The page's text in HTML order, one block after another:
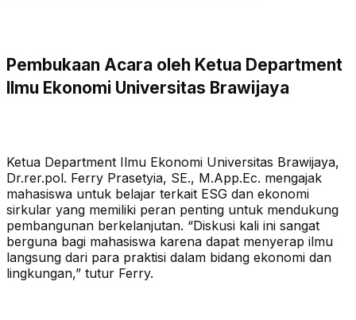
Pembukaan Acara oleh Ketua Department
Ilmu Ekonomi Universitas Brawijaya
Ketua Department Ilmu Ekonomi Universitas Brawijaya,
Dr.rer.pol. Ferry Prasetyia, SE., M.App.Ec. mengajak
mahasiswa untuk belajar terkait ESG dan ekonomi
sirkular yang memiliki peran penting untuk mendukung
pembangunan berkelanjutan. “Diskusi kali ini sangat
berguna bagi mahasiswa karena dapat menyerap ilmu
langsung dari para praktisi dalam bidang ekonomi dan
lingkungan,” tutur Ferry.